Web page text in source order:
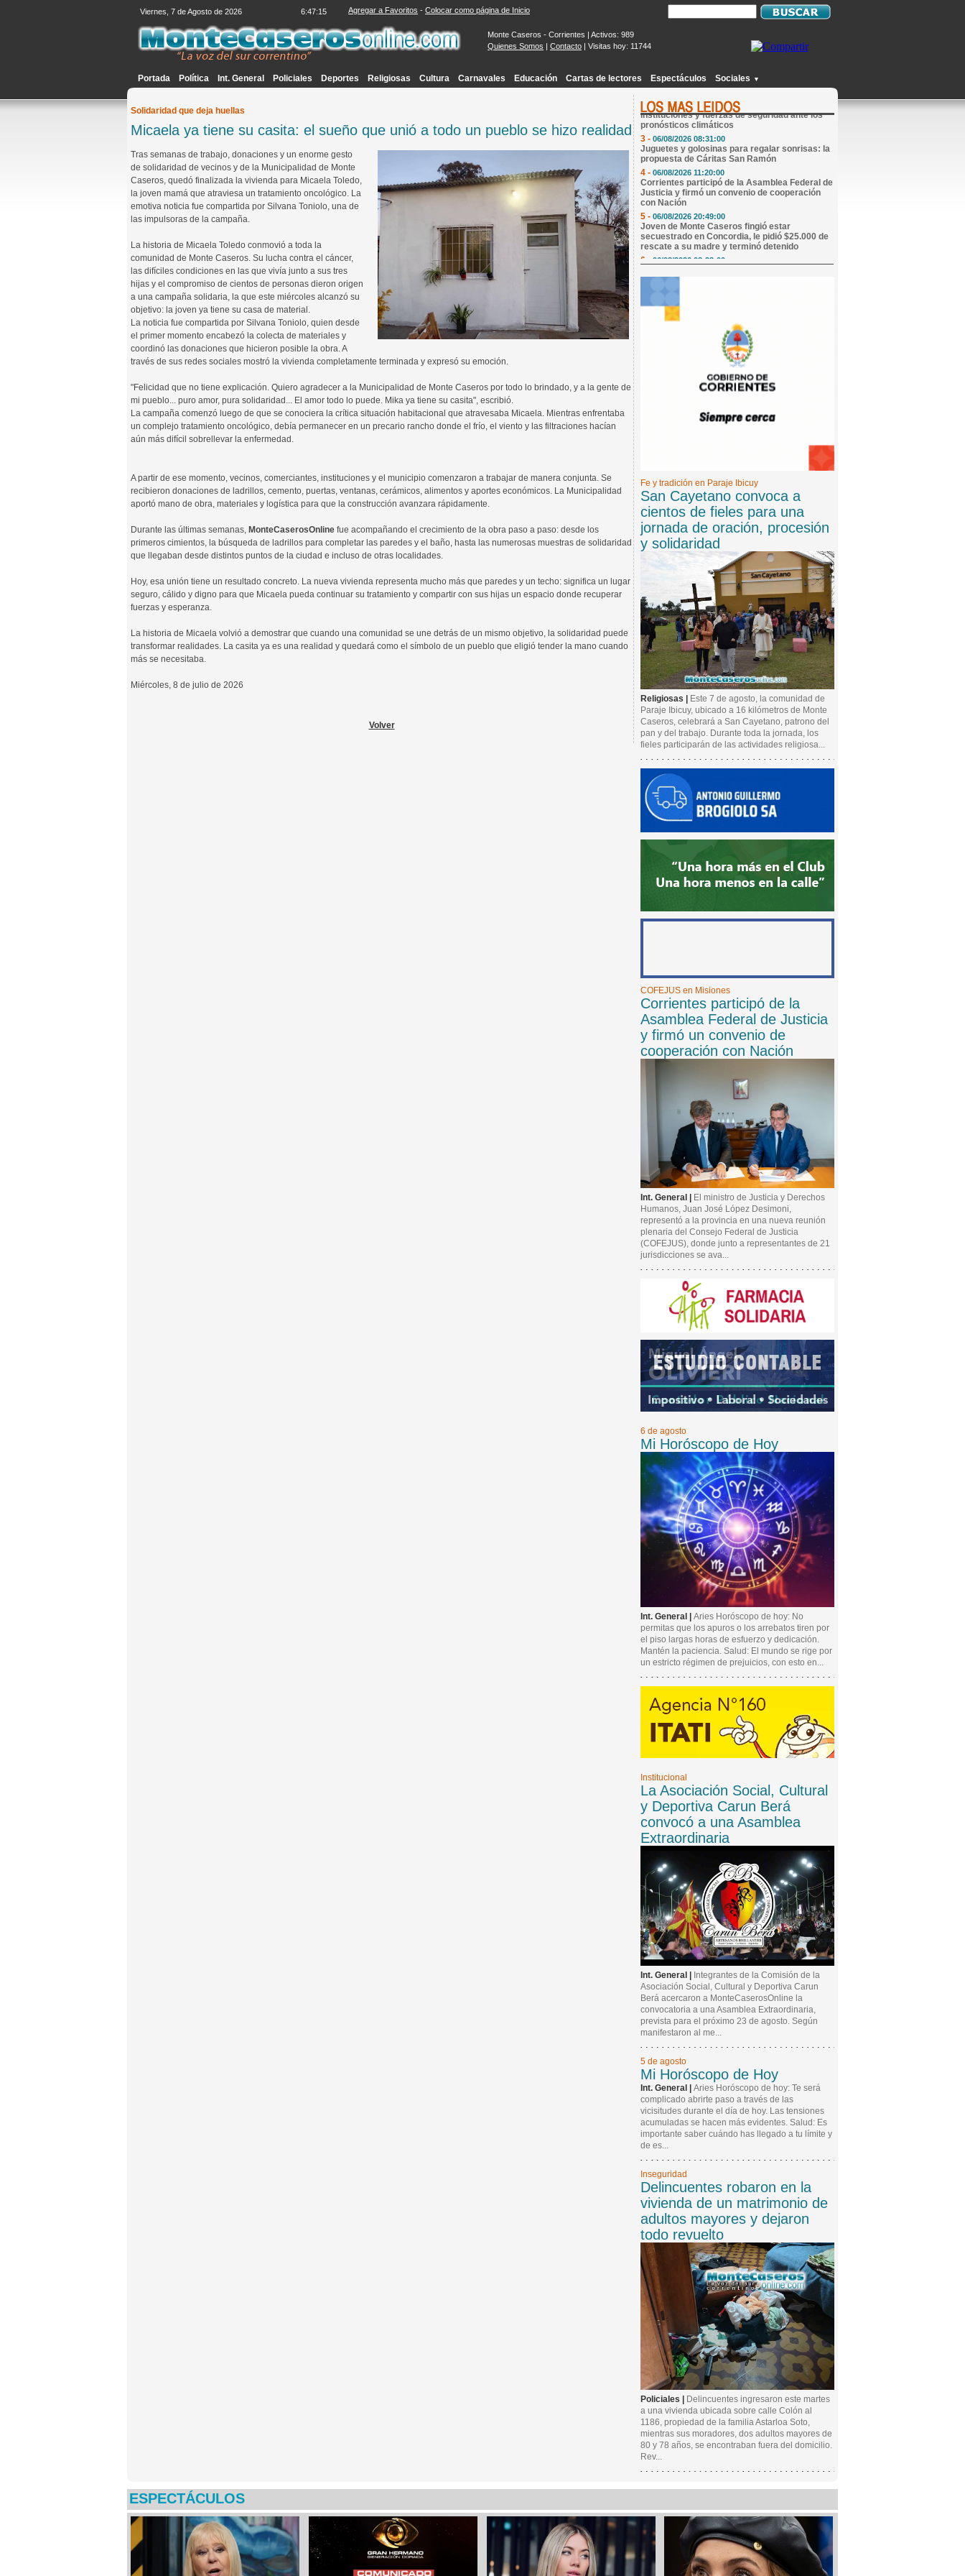
Viernes, 7 de Agosto de 2026 6:47:16 Agregar a Favoritos - Colocar como página de Inicio
Monte Caseros - Corrientes | Activos: 989
Quienes Somos | Contacto | Visitas hoy: 11744
Portada Política Int. General Policiales Deportes Religiosas Cultura Carnavales Educación Cartas de lectores Espectáculos Sociales ▼
Solidaridad que deja huellas
Micaela ya tiene su casita: el sueño que unió a todo un pueblo se hizo realidad
Tras semanas de trabajo, donaciones y un enorme gesto
de solidaridad de vecinos y de la Municipalidad de Monte
Caseros, quedó finalizada la vivienda para Micaela Toledo,
la joven mamá que atraviesa un tratamiento oncológico. La
emotiva noticia fue compartida por Silvana Toniolo, una de
las impulsoras de la campaña.
La historia de Micaela Toledo conmovió a toda la
comunidad de Monte Caseros. Su lucha contra el cáncer,
las difíciles condiciones en las que vivía junto a sus tres
hijas y el compromiso de cientos de personas dieron origen
a una campaña solidaria, la que este miércoles alcanzó su
objetivo: la joven ya tiene su casa de material.
La noticia fue compartida por Silvana Toniolo, quien desde
el primer momento encabezó la colecta de materiales y
coordinó las donaciones que hicieron posible la obra. A
través de sus redes sociales mostró la vivienda completamente terminada y expresó su emoción.
"Felicidad que no tiene explicación. Quiero agradecer a la Municipalidad de Monte Caseros por todo lo brindado, y a la gente de
mi pueblo... puro amor, pura solidaridad... El amor todo lo puede. Mika ya tiene su casita", escribió.
La campaña comenzó luego de que se conociera la crítica situación habitacional que atravesaba Micaela. Mientras enfrentaba
un complejo tratamiento oncológico, debía permanecer en un precario rancho donde el frío, el viento y las filtraciones hacían
aún más difícil sobrellevar la enfermedad.
A partir de ese momento, vecinos, comerciantes, instituciones y el municipio comenzaron a trabajar de manera conjunta. Se
recibieron donaciones de ladrillos, cemento, puertas, ventanas, cerámicos, alimentos y aportes económicos. La Municipalidad
aportó mano de obra, materiales y logística para que la construcción avanzara rápidamente.
Durante las últimas semanas, MonteCaserosOnline fue acompañando el crecimiento de la obra paso a paso: desde los
primeros cimientos, la búsqueda de ladrillos para completar las paredes y el baño, hasta las numerosas muestras de solidaridad
que llegaban desde distintos puntos de la ciudad e incluso de otras localidades.
Hoy, esa unión tiene un resultado concreto. La nueva vivienda representa mucho más que paredes y un techo: significa un lugar
seguro, cálido y digno para que Micaela pueda continuar su tratamiento y compartir con sus hijas un espacio donde recuperar
fuerzas y esperanza.
La historia de Micaela volvió a demostrar que cuando una comunidad se une detrás de un mismo objetivo, la solidaridad puede
transformar realidades. La casita ya es una realidad y quedará como el símbolo de un pueblo que eligió tender la mano cuando
más se necesitaba.
Miércoles, 8 de julio de 2026
Volver
2 -06/08/2026 13:57:00
instituciones y fuerzas de seguridad ante los
pronósticos climáticos
3 -06/08/2026 08:31:00
Juguetes y golosinas para regalar sonrisas: la
propuesta de Cáritas San Ramón
4 -06/08/2026 11:20:00
Corrientes participó de la Asamblea Federal de
Justicia y firmó un convenio de cooperación
con Nación
5 -06/08/2026 20:49:00
Joven de Monte Caseros fingió estar
secuestrado en Concordia, le pidió $25.000 de
rescate a su madre y terminó detenido
6 -06/08/2026 08:28:00
El Gobierno de Corrientes confirmó el
agosto
Gran Hermano: "Pico de estrés y preinfarto"
Bomba en Gran Hermano: Laura Ubfal apuntó
contra el reality y sorprendió con una fuerte
San Cayetano convoca a cientos de fieles para
una jornada de oración, procesión y solidaridad
Fe y tradición en Paraje Ibicuy
San Cayetano convoca a
cientos de fieles para una
jornada de oración, procesión
y solidaridad
Religiosas |
Este 7 de agosto, la comunidad de
Paraje Ibicuy, ubicado a 16 kilómetros de Monte
Caseros, celebrará a San Cayetano, patrono del
pan y del trabajo. Durante toda la jornada, los
fieles participarán de las actividades religiosa...
COFEJUS en Misiones
Corrientes participó de la
Asamblea Federal de Justicia
y firmó un convenio de
cooperación con Nación
Int. General |
El ministro de Justicia y Derechos
Humanos, Juan José López Desimoni,
representó a la provincia en una nueva reunión
plenaria del Consejo Federal de Justicia
(COFEJUS), donde junto a representantes de 21
jurisdicciones se ava...
6 de agosto
Mi Horóscopo de Hoy
Int. General | Aries Horóscopo de hoy: No
permitas que los apuros o los arrebatos tiren por
el piso largas horas de esfuerzo y dedicación.
Mantén la paciencia. Salud: El mundo se rige por
un estricto régimen de prejuicios, con esto en...
Institucional
La Asociación Social, Cultural
y Deportiva Carun Berá
convocó a una Asamblea
Extraordinaria
Int. General |
Integrantes de la Comisión de la
Asociación Social, Cultural y Deportiva Carun
Berá acercaron a MonteCaserosOnline la
convocatoria a una Asamblea Extraordinaria,
prevista para el próximo 23 de agosto. Según
manifestaron al me...
5 de agosto
Mi Horóscopo de Hoy
Int. General | Aries Horóscopo de hoy: Te será
complicado abrirte paso a través de las
vicisitudes durante el día de hoy. Las tensiones
acumuladas se hacen más evidentes. Salud: Es
importante saber cuándo has llegado a tu límite y
de es...
Inseguridad
Delincuentes robaron en la
vivienda de un matrimonio de
adultos mayores y dejaron
todo revuelto
Policiales |
Delincuentes ingresaron este martes
a una vivienda ubicada sobre calle Colón al
1186, propiedad de la familia Astarloa Soto,
mientras sus moradores, dos adultos mayores de
80 y 78 años, se encontraban fuera del domicilio.
Rev...
ESPECTÁCULOS